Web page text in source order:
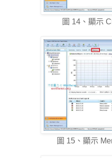
圖 14、顯示
圖 15、顯示